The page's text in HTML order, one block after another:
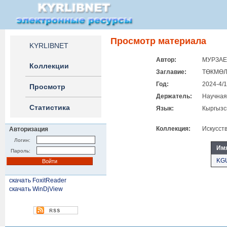
KYRLIBNET
Коллекции
Просмотр
Статистика
Авторизация
Логин:
Пароль:
скачать FoxitReader
скачать WinDjView
Просмотр материала
Автор:
Заглавие:
Год:
2024-4/1
Держатель:
Язык:
Коллекция: